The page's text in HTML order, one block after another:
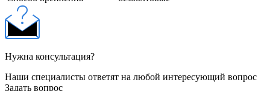
Нужна консультация?
Наши специалисты ответят на любой интересующий вопрос
Задать вопрос